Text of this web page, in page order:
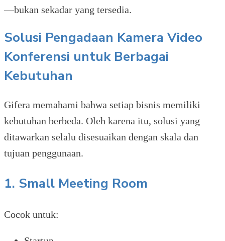
—bukan sekadar yang tersedia.
Solusi Pengadaan Kamera Video
Konferensi untuk Berbagai
Kebutuhan
Gifera memahami bahwa setiap bisnis memiliki
kebutuhan berbeda. Oleh karena itu, solusi yang
ditawarkan selalu disesuaikan dengan skala dan
tujuan penggunaan.
1. Small Meeting Room
Cocok untuk: